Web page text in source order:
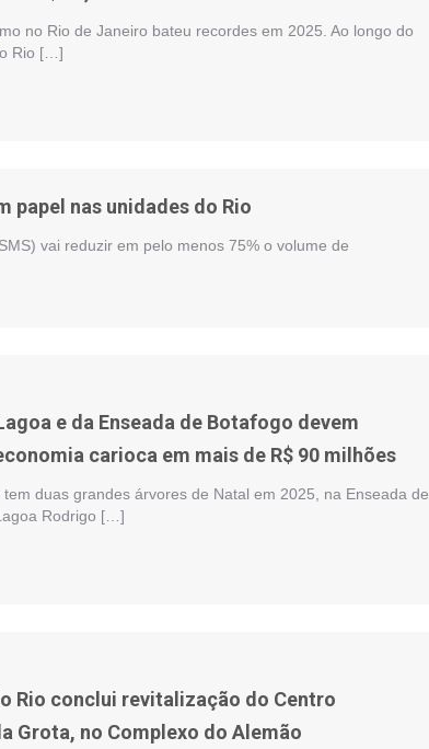
no Rio de Janeiro bateu recordes em 2025. Ao longo do
Rio […]
papel nas unidades do Rio
vai reduzir em pelo menos 75% o volume de
e da Enseada de Botafogo devem
carioca em mais de R$ 90 milhões
tem duas grandes árvores de Natal em 2025, na Enseada de
Rodrigo […]
Rio conclui revitalização do Centro
Grota, no Complexo do Alemão